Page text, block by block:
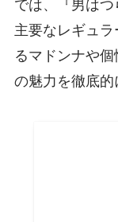
では、『男はつ
主要なレギュ
るマドンナや
の魅力を徹底的